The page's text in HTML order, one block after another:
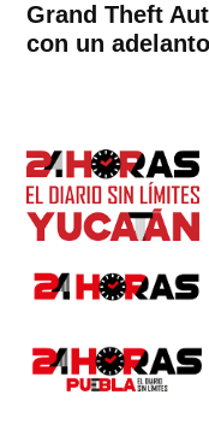
Grand Theft
con un